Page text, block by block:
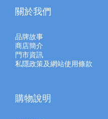
關於我們
品牌故事
商店簡介
門市資訊
私隱政策及網站使用條款
購物說明